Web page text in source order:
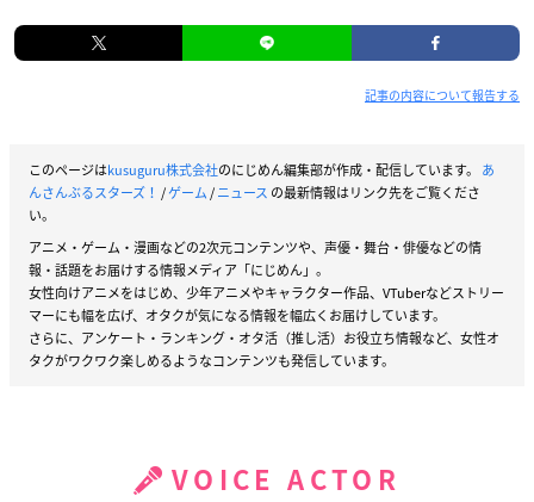
記事の内容について報告する
このページはkusuguru株式会社のにじめん編集部が作成・配信しています。 あ
んさんぶるスターズ！ /ゲーム/ニュース の最新情報はリンク先をご覧くださ
い。
アニメ・ゲーム・漫画などの2次元コンテンツや、声優・舞台・俳優などの情
報・話題をお届けする情報メディア「にじめん」。
女性向けアニメをはじめ、少年アニメやキャラクター作品、VTuberなどストリー
マーにも幅を広げ、オタクが気になる情報を幅広くお届けしています。
さらに、アンケート・ランキング・オタ活（推し活）お役立ち情報など、女性オ
タクがワクワク楽しめるようなコンテンツも発信しています。
VOICE ACTOR